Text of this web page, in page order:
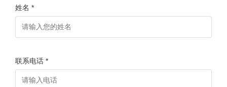
姓名 *
联系电话 *